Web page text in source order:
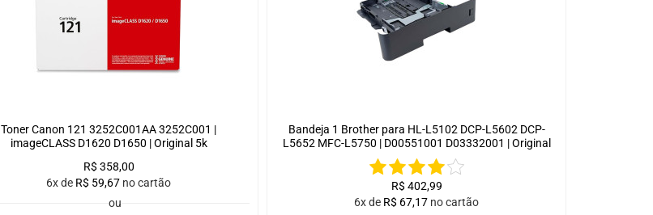
Toner Canon 121 3252C001AA 3252C001 |
imageCLASS D1620 D1650 | Original 5k
R$ 358,00
6x de R$ 59,67 no cartão
ou
Bandeja 1 Brother para HL-L5102 DCP-L5602 DCP-
L5652 MFC-L5750 | D00551001 D03332001 | Original
R$ 402,99
6x de R$ 67,17 no cartão